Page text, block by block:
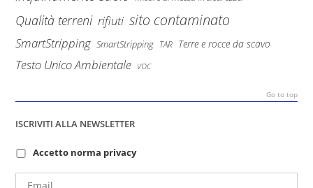
Qualità terreni rifiuti sito contaminato
SmartStripping SmartStripping TAR Terre e rocce da scavo
Testo Unico Ambientale VOC
Go to top
ISCRIVITI ALLA NEWSLETTER
Accetto norma privacy